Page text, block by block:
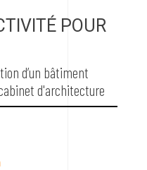
POUR
d’un bâtiment
d'architecture